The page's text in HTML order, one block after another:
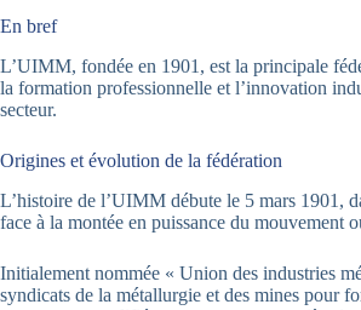
En bref
L’UIMM, fondée en 1901, est la principale
la formation professionnelle et l’innovation
secteur.
Origines et évolution de la fédération
L’histoire de l’UIMM débute le 5 mars 1901,
face à la montée en puissance du mouvement
Initialement nommée « Union des industries
syndicats de la métallurgie et des mines pour